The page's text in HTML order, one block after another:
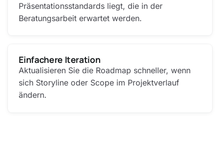
Präsentationsstandards liegt, die in der
Beratungsarbeit erwartet werden.
Einfachere Iteration
Aktualisieren Sie die Roadmap schneller, wenn
sich Storyline oder Scope im Projektverlauf
ändern.